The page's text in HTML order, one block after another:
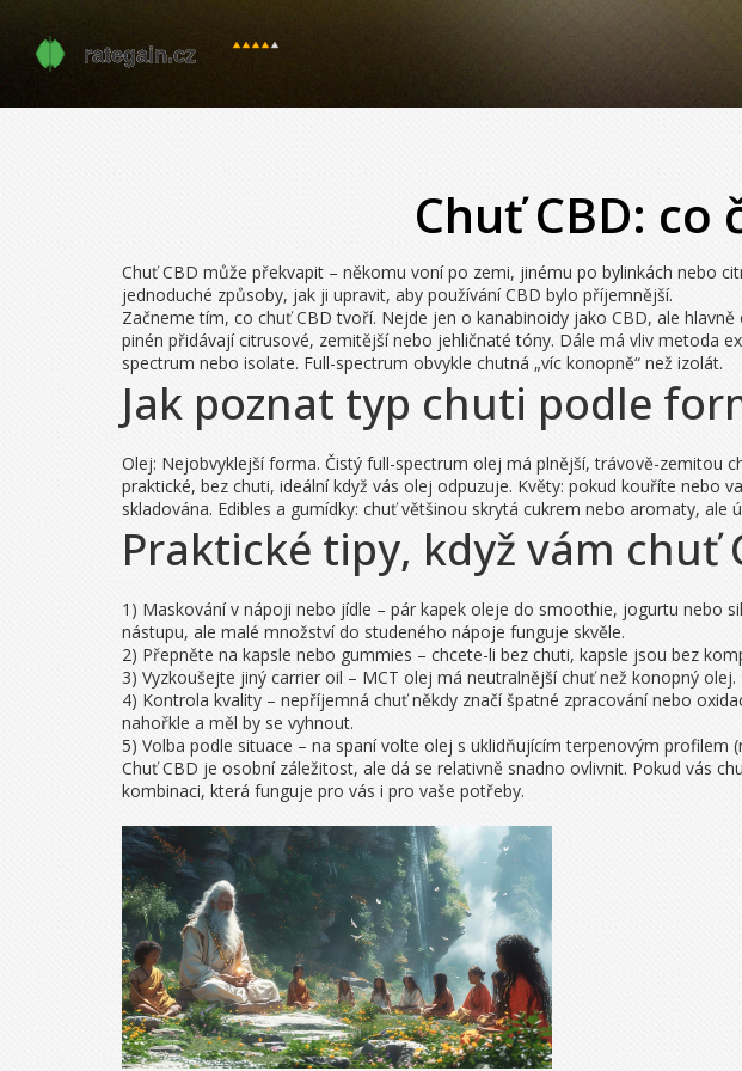
Chuť CBD:
Chuť CBD může překvapit – někomu voní po zemi, jinému po bylinkách nebo
jednoduché způsoby, jak ji upravit, aby používání CBD bylo příjemnější.
Začneme tím, co chuť CBD tvoří. Nejde jen o kanabinoidy jako CBD, ale
pinén přidávají citrusové, zemitější nebo jehličnaté tóny. Dále má vliv metoda
spectrum nebo isolate. Full-spectrum obvykle chutná „víc konopně“ než izolát.
Jak poznat typ chuti podle
Olej: Nejobvyklejší forma. Čistý full-spectrum olej má plnější, trávově-zemitou
praktické, bez chuti, ideální když vás olej odpuzuje. Květy: pokud kouříte nebo
skladována. Edibles a gumídky: chuť většinou skrytá cukrem nebo aromaty, ale
Praktické tipy, když vám chuť
1) Maskování v nápoji nebo jídle – pár kapek oleje do smoothie, jogurtu nebo
nástupu, ale malé množství do studeného nápoje funguje skvěle.
2) Přepněte na kapsle nebo gummies – chcete-li bez chuti, kapsle jsou bez
3) Vyzkoušejte jiný carrier oil – MCT olej má neutralnější chuť než konopný
4) Kontrola kvality – nepříjemná chuť někdy značí špatné zpracování nebo
nahořkle a měl by se vyhnout.
5) Volba podle situace – na spaní volte olej s uklidňujícím terpenovým
Chuť CBD je osobní záležitost, ale dá se relativně snadno ovlivnit. Pokud vás
kombinaci, která funguje pro vás i pro vaše potřeby.